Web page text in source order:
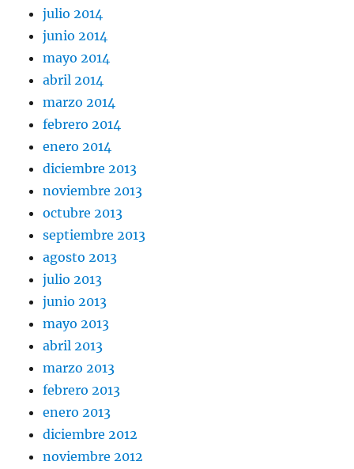
julio 2014
junio 2014
mayo 2014
abril 2014
marzo 2014
febrero 2014
enero 2014
diciembre 2013
noviembre 2013
octubre 2013
septiembre 2013
agosto 2013
julio 2013
junio 2013
mayo 2013
abril 2013
marzo 2013
febrero 2013
enero 2013
diciembre 2012
noviembre 2012